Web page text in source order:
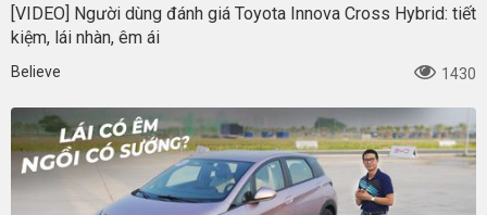
[VIDEO] Người dùng đánh giá Toyota Innova Cross Hybrid: tiết
kiệm, lái nhàn, êm ái
Believe 1430